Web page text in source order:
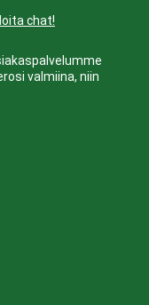
chat!
valmiina, niin